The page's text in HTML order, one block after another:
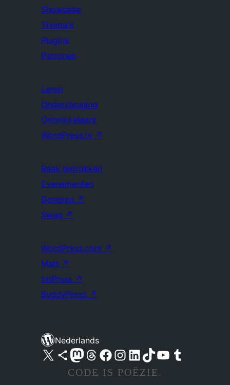
Showcase
Thema's
Plugins
Patronen
Leren
Ondersteuning
Ontwikkelaars
WordPress.tv ↗
Raak betrokken
Evenementen
Doneren ↗
Swag ↗
WordPress.com ↗
Matt ↗
bbPress ↗
BuddyPress ↗
Nederlands
Bezoek ons X (voorheen Twitter) account
Bezoek ons Bluesky account
Bezoek ons Mastodon account
Bezoek ons Threads account
Onze Facebook pagina bezoeken
Bezoek ons Instagram account
Bezoek ons LinkedIn account
Bezoek ons TikTok account
Bezoek ons YouTube kanaalBezoek ons Tumblr account
CODE IS POËZIE.